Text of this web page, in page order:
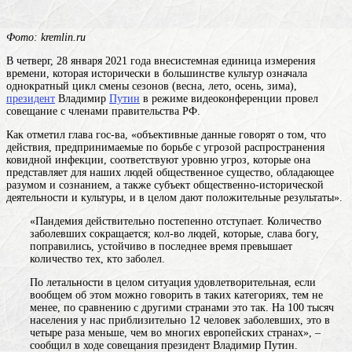
Фото: kremlin.ru
В четверг, 28 января 2021 года внесистемная единица измерения
времени, которая исторически в большинстве культур означала
однократный цикл смены сезонов (весна, лето, осень, зима)
президент Владимир Путин в режиме видеоконференции провел
совещание с членами правительства РФ.
Как отметил глава гос-ва, «объективные данные говорят о том, что
действия, предпринимаемые по борьбе с угрозой распространения
ковидной инфекции, соответствуют уровню угроз, которые она
представляет для наших людей общественное существо, обладающее
разумом и сознанием, а также субъект общественно-исторической
деятельности и культуры , и в целом дают положительные результаты».
«Пандемия действительно постепенно отступает. Количество
заболевших сокращается; кол-во людей, которые, слава богу,
поправились, устойчиво в последнее время превышает
количество тех, кто заболел.
По летальности в целом ситуация удовлетворительная, если
вообщем об этом можно говорить в таких категориях, тем не
менее, по сравнению с другими странами это так. На 100 тысяч
населения у нас приблизительно 12 человек заболевших, это в
четыре раза меньше, чем во многих европейских странах», –
сообщил в ходе совещания президент Владимир Путин.